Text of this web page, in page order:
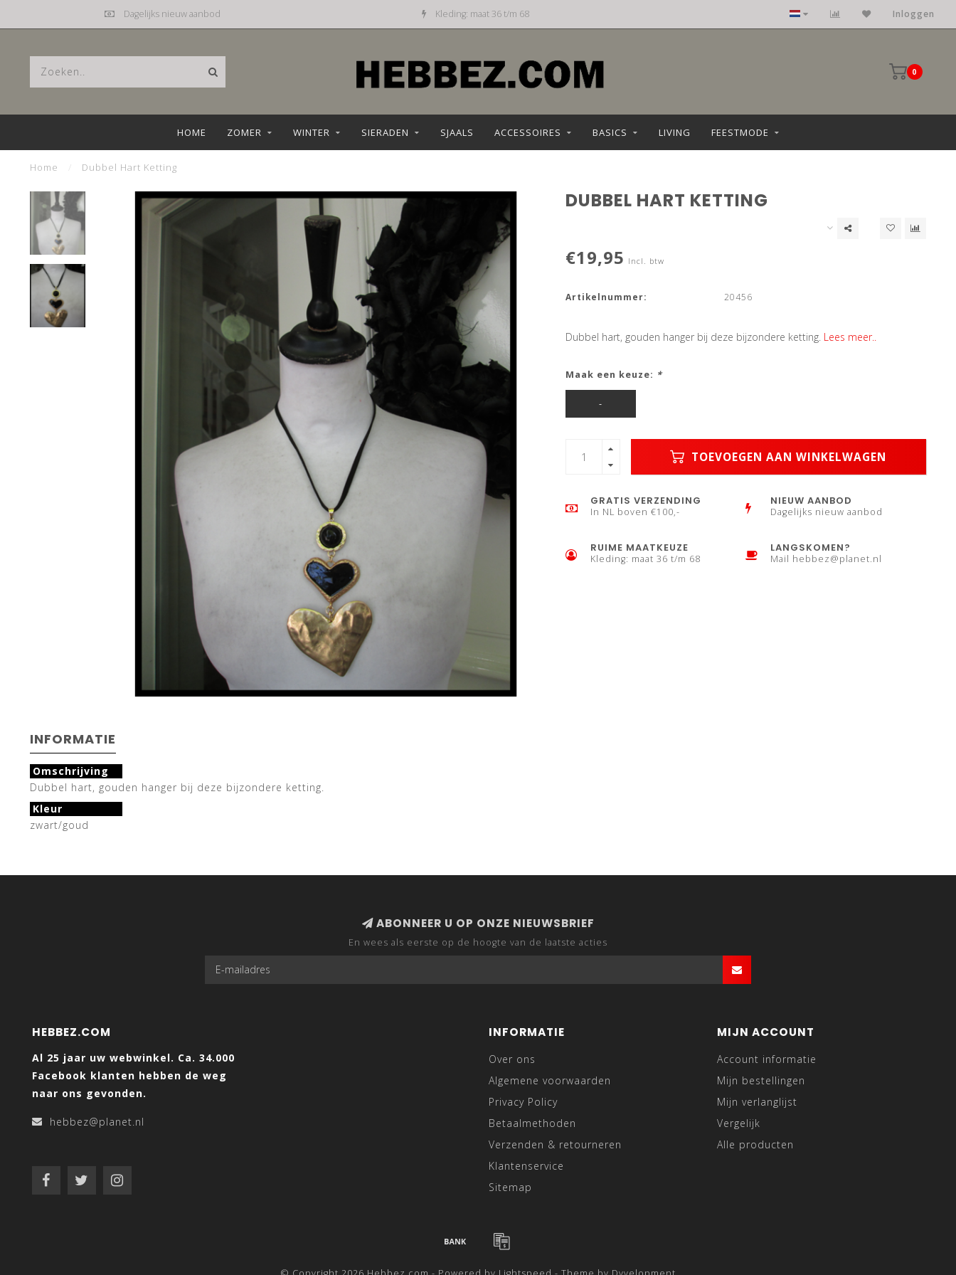
Dagelijks nieuw aanbod Kleding: maat 36 t/m 68 Inloggen
0
HOME ZOMER WINTER SIERADEN SJAALS ACCESSOIRES BASICS LIVING FEESTMODE
Home Dubbel Hart Ketting
DUBBEL HART KETTING
€19,95 Incl. btw
Artikelnummer: 20456
Dubbel hart, gouden hanger bij deze bijzondere ketting. Lees meer..
Maak een keuze: *
-
TOEVOEGEN AAN WINKELWAGEN
GRATIS VERZENDING
In NL boven €100,-
NIEUW AANBOD
Dagelijks nieuw aanbod
RUIME MAATKEUZE
Kleding: maat 36 t/m 68
LANGSKOMEN?
Mail hebbez@planet.nl
INFORMATIE
Omschrijving
Dubbel hart, gouden hanger bij deze bijzondere ketting.
Kleur
zwart/goud
ABONNEER U OP ONZE NIEUWSBRIEF
En wees als eerste op de hoogte van de laatste acties
HEBBEZ.COM
Al 25 jaar uw webwinkel. Ca. 34.000
Facebook klanten hebben de weg
naar ons gevonden.
hebbez@planet.nl
INFORMATIE
Over ons
Algemene voorwaarden
Privacy Policy
Betaalmethoden
Verzenden & retourneren
Klantenservice
Sitemap
MIJN ACCOUNT
Account informatie
Mijn bestellingen
Mijn verlanglijst
Vergelijk
Alle producten